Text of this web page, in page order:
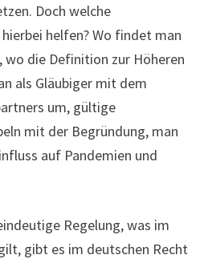
Doch welche
helfen? Wo findet man
wo die Definition zur Höheren
als Gläubiger mit dem
um, gültige
mit der Begründung, man
auf Pandemien und
Regelung, was im
gibt es im deutschen Recht